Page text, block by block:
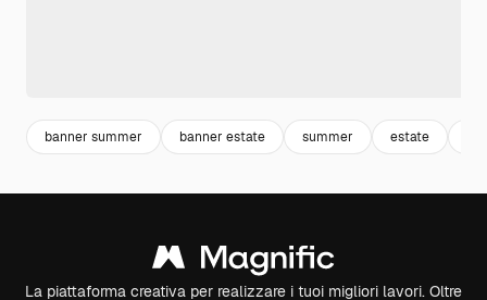
banner summer banner estate summer estate
La piattaforma creativa per realizzare i tuoi migliori lavori. Oltre